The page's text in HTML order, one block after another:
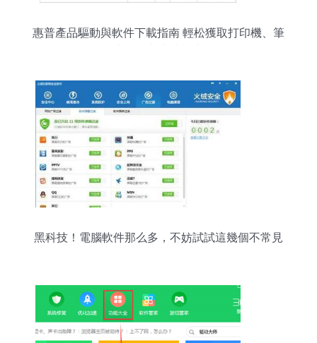
惠普產品驅動與軟件下載指南 輕松獲取打印機、筆
黑科技！電腦軟件那么多，不妨試試這幾個不常見